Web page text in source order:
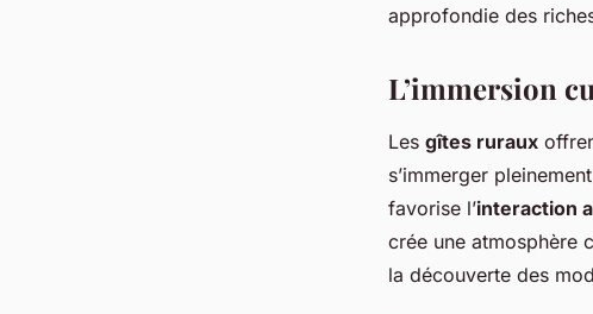
approfondie des
L’immersion
Les gîtes ruraux
s’immerger
favorise l’interaction
crée une atmosphère
la découverte des